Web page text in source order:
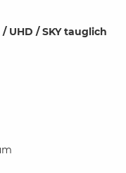
UHD / SKY tauglich